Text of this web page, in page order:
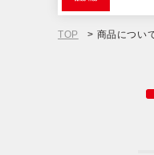
TOP > 商品につい